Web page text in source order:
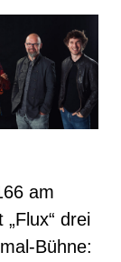
am
drei
Bühne: